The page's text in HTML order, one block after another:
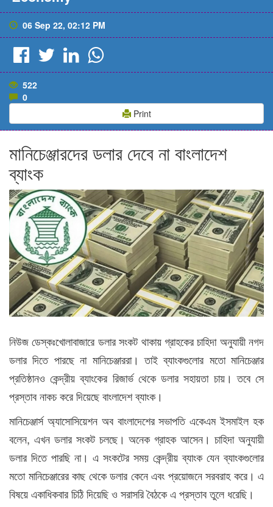
06 Sep 22, 02:12 PM
522
0
Print
মানিচেঞ্জারদের ডলার দেবে না বাংলাদেশ
ব্যাংক
নিউজ ডেস্কঃখোলাবাজারে ডলার সংকট থাকায় গ্রাহকের চাহিদা অনুযায়ী নগদ
ডলার দিতে পারছে না মানিচেঞ্জাররা। তাই ব্যাংকগুলোর মতো মানিচেঞ্জার
প্রতিষ্ঠানও কেন্দ্রীয় ব্যাংকের রিজার্ভ থেকে ডলার সহায়তা চায়। তবে সে
প্রস্তাব নাকচ করে দিয়েছে বাংলাদেশ ব্যাংক।
মানিচেঞ্জার্স অ্যাসোসিয়েশন অব বাংলাদেশের সভাপতি একেএম ইসমাইল হক
বলেন, এখন ডলার সংকট চলছে। অনেক গ্রাহক আসেন। চাহিদা অনুযায়ী
ডলার দিতে পারছি না। এ সংকটের সময় কেন্দ্রীয় ব্যাংক যেন ব্যাংকগুলোর
মতো মানিচেঞ্জারের কাছ থেকে ডলার কেনে এবং প্রয়োজনে সরবরাহ করে। এ
বিষয়ে একাধিকবার চিঠি দিয়েছি ও সরাসরি বৈঠকে এ প্রস্তাব তুলে ধরেছি।